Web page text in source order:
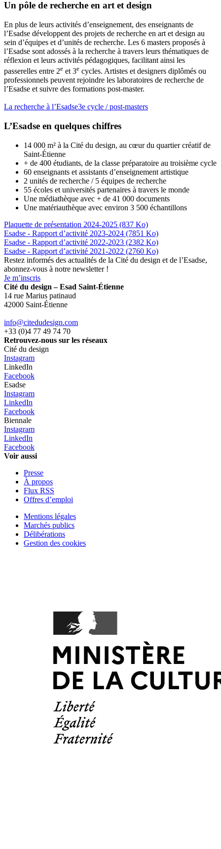
Un pôle de recherche en art et design
En plus de leurs activités d’enseignement, des enseignants de
l’Esadse développent des projets de recherche en art et design au
sein d’équipes et d’unités de recherche. Les 6 masters proposés à
l’Esadse sont adossés à la recherche à travers leurs thématiques de
réflexion et leurs activités pédagogiques, facilitant ainsi les
passerelles entre 2e et 3e cycles. Artistes et designers diplômés ou
professionnels peuvent rejoindre les laboratoires de recherche de
l’Esadse et suivre des formations post-master.
La recherche à l’Esadse3e cycle / post-masters
L’Esadse en quelques chiffres
14 000 m² à la Cité du design, au cœur du quartier créatif de
Saint-Étienne
+ de 400 étudiants, de la classe préparatoire au troisième cycle
60 enseignants et assistants d’enseignement artistique
2 unités de recherche / 5 équipes de recherche
55 écoles et universités partenaires à travers le monde
Une médiathèque avec + de 41 000 documents
Une matériauthèque avec environ 3 500 échantillons
Plaquette de présentation 2024-2025 (837 Ko)
Esadse - Rapport d’activité 2023-2024 (7851 Ko)
Esadse - Rapport d’activité 2022-2023 (2382 Ko)
Esadse - Rapport d’activité 2021-2022 (2760 Ko)
Restez informés des actualités de la Cité du design et de l’Esadse,
abonnez-vous à notre newsletter !
Je m’inscris
Cité du design – Esad Saint-Étienne
14 rue Marius patinaud
42000 Saint-Étienne
info@citedudesign.com
+33 (0)4 77 49 74 70
Retrouvez-nous sur les réseaux
Cité du design
Instagram
LinkedIn
Facebook
Esadse
Instagram
LinkedIn
Facebook
Biennale
Instagram
LinkedIn
Facebook
Voir aussi
Presse
À propos
Flux RSS
Offres d’emploi
Mentions légales
Marchés publics
Délibérations
Gestion des cookies